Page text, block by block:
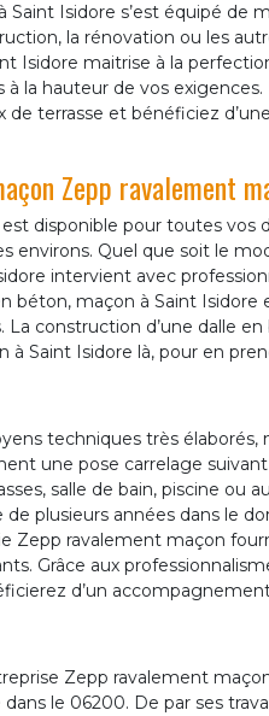
Isidore s’est équipé de
la rénovation ou les
Isidore maitrise à la
la hauteur de vos
terrasse et bénéficiez
Zepp ravalement
disponible pour toutes vos
environs. Quel que soit le
intervient avec
béton, maçon à Saint Isidore
construction d’une dalle
Saint Isidore là, pour en
techniques très élaborés,
une pose carrelage suivant
salle de bain, piscine ou
plusieurs années dans le
Zepp ravalement maçon
Grâce aux
d’un
Zepp ravalement
le 06200. De par ses